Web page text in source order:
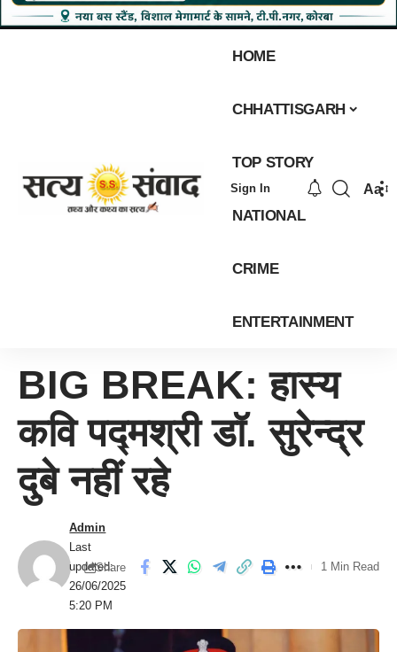
HOME
CHHATTISGARH
TOP STORY
NATIONAL
CRIME
ENTERTAINMENT
Sign In Aa
BIG BREAK: हास्य
कवि पद्मश्री डॉ. सुरेन्द्र
दुबे नहीं रहे
Last
updated:
26/06/2025
5:20 PM
Admin
Share 1 Min Read